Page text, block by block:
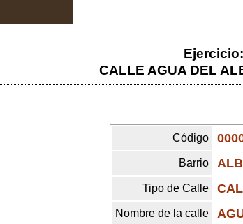
CALLE AGUA DEL
Código
Barrio
Tipo de Calle
Nombre de la calle